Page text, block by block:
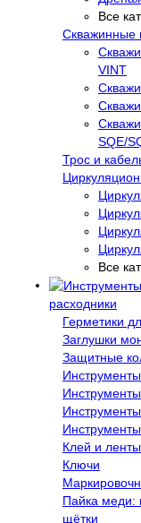
Все
Скважинные
VINT
SQE/
Трос и
Все
расходники
Герметики
Заглушки
Защитные
Клей и ленты
Ключи
Пайка меди:
щётки